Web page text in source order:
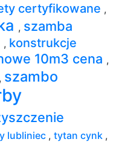
certyfikowane ,
, szamba
, konstrukcje
10m3 cena ,
, szambo
lubliniec , tytan cynk ,